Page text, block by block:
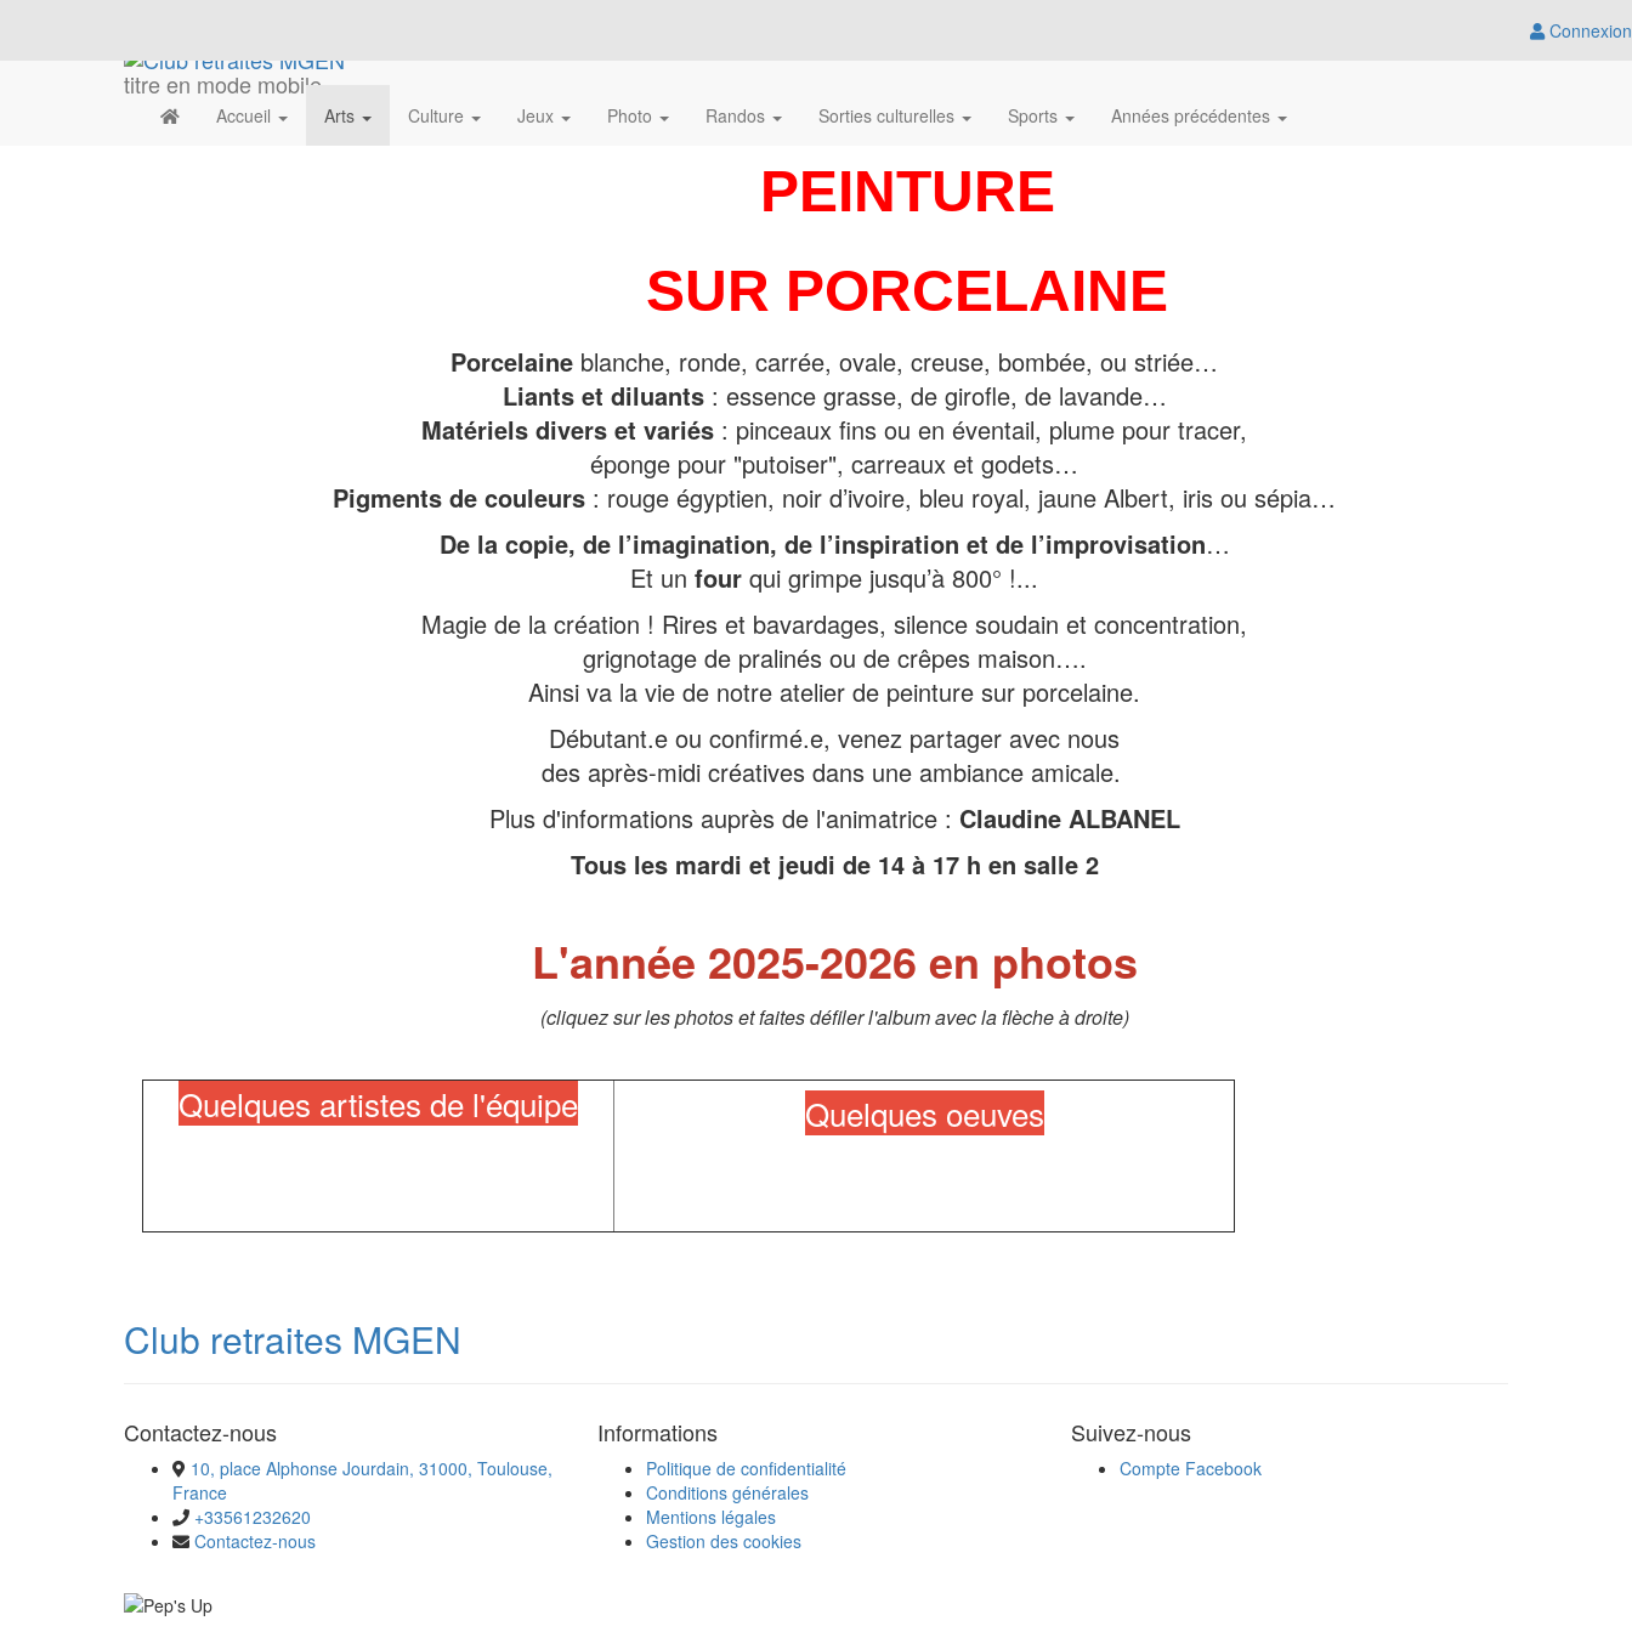
Connexion
titre en mode mobile
Accueil Arts Culture Jeux Photo Randos Sorties culturelles Sports Années précédentes
PEINTURE
SUR PORCELAINE
Porcelaine blanche, ronde, carrée, ovale, creuse, bombée, ou striée…
Liants et diluants: essence grasse, de girofle, de lavande…
Matériels divers et variés : pinceaux fins ou en éventail, plume pour tracer,
éponge pour "putoiser", carreaux et godets…
Pigments de couleurs : rouge égyptien, noir d’ivoire, bleu royal, jaune Albert, iris ou sépia…
De la copie, de l’imagination, de l’inspiration et de l’improvisation…
Et un four qui grimpe jusqu’à 800° !...
Magie de la création ! Rires et bavardages, silence soudain et concentration,
grignotage de pralinés ou de crêpes maison….
Ainsi va la vie de notre atelier de peinture sur porcelaine.
Débutant.e ou confirmé.e, venez partager avec nous
des après-midi créatives dans une ambiance amicale.
Plus d'informations auprès de l'animatrice : Claudine ALBANEL
Tous les mardi et jeudi de 14 à 17 h en salle 2
L'année 2025-2026 en photos
(cliquez sur les photos et faites défiler l'album avec la flèche à droite)
Quelques artistes de l'équipe Quelques oeuves
Club retraites MGEN
Contactez-nous
10, place Alphonse Jourdain, 31000, Toulouse,
France
+33561232620
Contactez-nous
Informations
Politique de confidentialité
Conditions générales
Mentions légales
Gestion des cookies
Suivez-nous
Compte Facebook